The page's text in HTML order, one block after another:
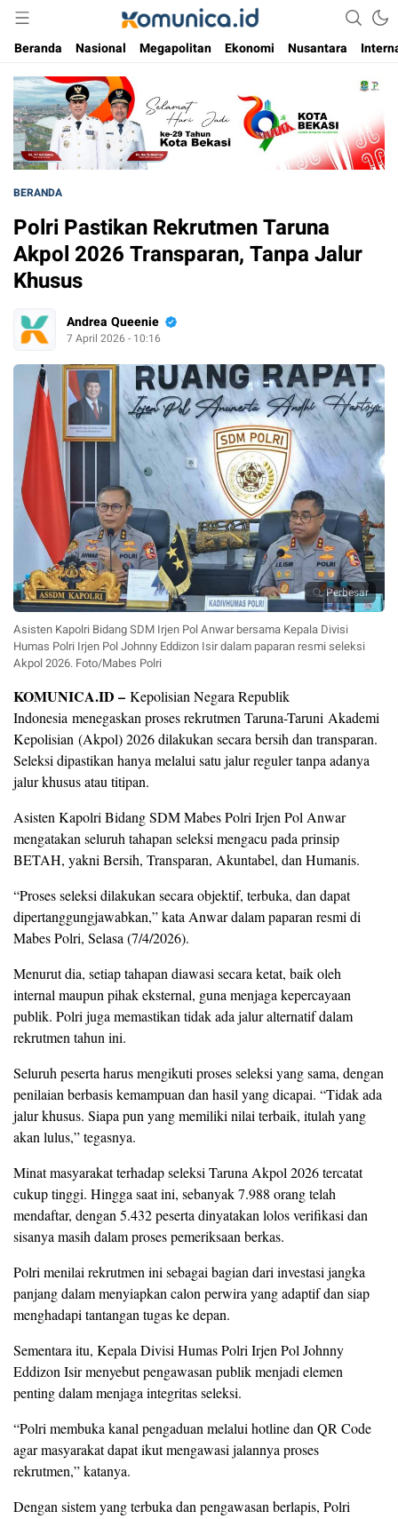
Komunica
Media Informasi Masa Kini
Beranda
Nasional Megapolitan Ekonomi Nusantara
BERANDA
Polri Pastikan Rekrutmen Taruna
Akpol 2026 Transparan, Tanpa Jalur
Khusus
Andrea Queenie
7 April 2026 - 10:16
Perbesar
Asisten Kapolri Bidang SDM Irjen Pol Anwar bersama Kepala Divisi
Humas Polri Irjen Pol Johnny Eddizon Isir dalam paparan resmi seleksi
Akpol 2026. Foto/Mabes Polri
KOMUNICA.ID – Kepolisian Negara Republik
Indonesia menegaskan proses rekrutmen Taruna-Taruni Akademi
Kepolisian (Akpol) 2026 dilakukan secara bersih dan transparan.
Seleksi dipastikan hanya melalui satu jalur reguler tanpa adanya
jalur khusus atau titipan.
Asisten Kapolri Bidang SDM Mabes Polri Irjen Pol Anwar
mengatakan seluruh tahapan seleksi mengacu pada prinsip
BETAH, yakni Bersih, Transparan, Akuntabel, dan Humanis.
“Proses seleksi dilakukan secara objektif, terbuka, dan dapat
dipertanggungjawabkan,” kata Anwar dalam paparan resmi di
Mabes Polri, Selasa (7/4/2026).
Menurut dia, setiap tahapan diawasi secara ketat, baik oleh
internal maupun pihak eksternal, guna menjaga kepercayaan
publik. Polri juga memastikan tidak ada jalur alternatif dalam
rekrutmen tahun ini.
Seluruh peserta harus mengikuti proses seleksi yang sama, dengan
penilaian berbasis kemampuan dan hasil yang dicapai. “Tidak ada
jalur khusus. Siapa pun yang memiliki nilai terbaik, itulah yang
akan lulus,” tegasnya.
Minat masyarakat terhadap seleksi Taruna Akpol 2026 tercatat
cukup tinggi. Hingga saat ini, sebanyak 7.988 orang telah
mendaftar, dengan 5.432 peserta dinyatakan lolos verifikasi dan
sisanya masih dalam proses pemeriksaan berkas.
Polri menilai rekrutmen ini sebagai bagian dari investasi jangka
panjang dalam menyiapkan calon perwira yang adaptif dan siap
menghadapi tantangan tugas ke depan.
Sementara itu, Kepala Divisi Humas Polri Irjen Pol Johnny
Eddizon Isir menyebut pengawasan publik menjadi elemen
penting dalam menjaga integritas seleksi.
“Polri membuka kanal pengaduan melalui hotline dan QR Code
agar masyarakat dapat ikut mengawasi jalannya proses
rekrutmen,” katanya.
Dengan sistem yang terbuka dan pengawasan berlapis, Polri